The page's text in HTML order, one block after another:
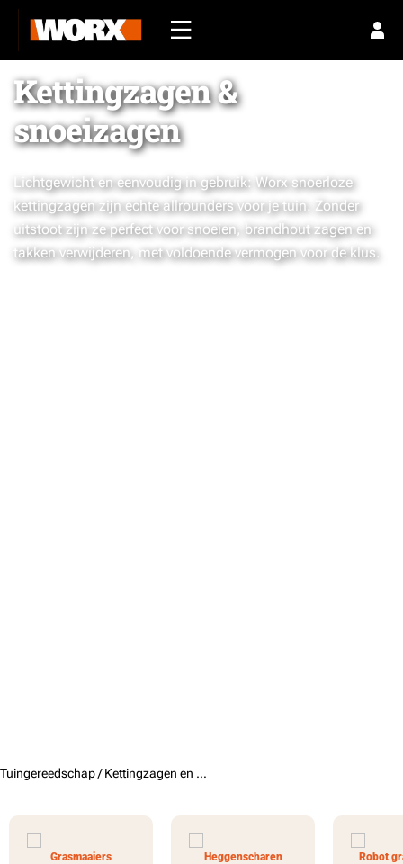
Kettingzagen &
snoeizagen
Lichtgewicht en eenvoudig in gebruik: Worx snoerloze
kettingzagen zijn echte allrounders voor je tuin. Zonder
uitstoot zijn ze perfect voor snoeien, brandhout zagen en
takken verwijderen, met voldoende vermogen voor de klus.
Tuingereedschap / Kettingzagen en snoeischaren
Grasmaaiers Heggenscharen Robot